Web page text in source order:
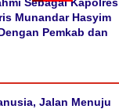
Munandar Hasyim
Pemkab dan
Jalan Menuju